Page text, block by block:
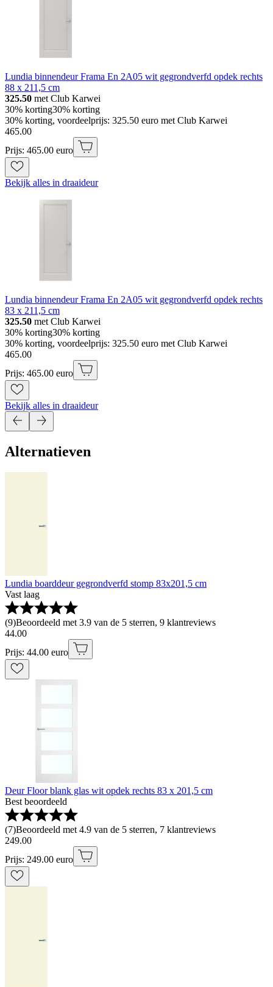
Lundia binnendeur Frama En 2A05 wit gegrondverfd opdek rechts
88 x 211,5 cm
325.50 met Club Karwei
30% korting30% korting
30% korting, voordeelprijs: 325.50 euro met Club Karwei
465.00
Prijs: 465.00 euro
Bekijk alles in draaideur
Lundia binnendeur Frama En 2A05 wit gegrondverfd opdek rechts
83 x 211,5 cm
325.50 met Club Karwei
30% korting30% korting
30% korting, voordeelprijs: 325.50 euro met Club Karwei
465.00
Prijs: 465.00 euro
Bekijk alles in draaideur
Alternatieven
Lundia boarddeur gegrondverfd stomp 83x201,5 cm
Vast laag
(9)Beoordeeld met 3.9 van de 5 sterren, 9 klantreviews
44.00
Prijs: 44.00 euro
Deur Floor blank glas wit opdek rechts 83 x 201,5 cm
Best beoordeeld
(7)Beoordeeld met 4.9 van de 5 sterren, 7 klantreviews
249.00
Prijs: 249.00 euro